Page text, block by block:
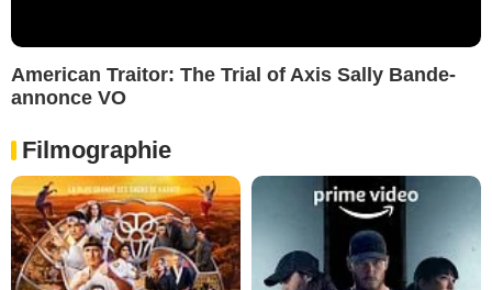
American Traitor: The Trial of Axis Sally Bande-
annonce VO
Filmographie